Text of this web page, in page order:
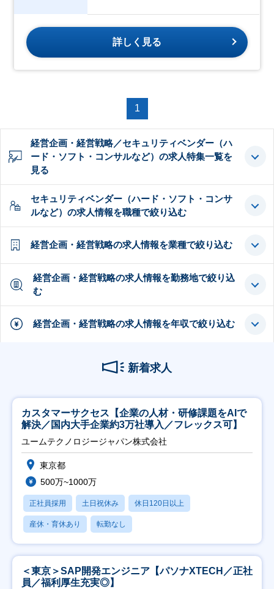
詳しく見る
1
経営企画・経営戦略／セキュリティベンダー（ハ
ード・ソフト・コンサルなど）の求人特集一覧を
見る
セキュリティベンダー（ハード・ソフト・コンサ
ルなど）の求人情報を職種で絞り込む
経営企画・経営戦略の求人情報を業種で絞り込む
経営企画・経営戦略の求人情報を勤務地で絞り込
む
経営企画・経営戦略の求人情報を年収で絞り込む
新着求人
カスタマーサクセス【企業の人材・研修課題をAIで
解決／国内大手企業約3万社導入／フレックス可】
ユームテクノロジージャパン株式会社
東京都
500万~1000万
正社員採用 土日祝休み 休日120日以上
産休・育休あり 転勤なし
＜東京＞SAP開発エンジニア【パソナXTECH／正社
員／福利厚生充実◎】